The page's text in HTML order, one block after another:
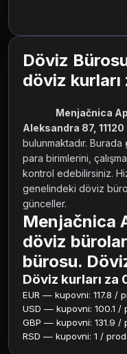
Döviz
döviz kurları
Menjačnica
Aleksandra 87,
bulunmaktadır. Burada
para birimlerini,
kontrol edebilirsiniz.
genelindeki döviz
günceller.
Menjačnica
döviz
bürosu.
Döviz kurları za
EUR — kupovni: 117.8 /
USD — kupovni: 100.1 /
GBP — kupovni: 131.9 /
RSD — kupovni: 1 /